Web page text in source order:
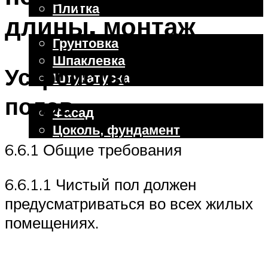
Плитка
Отделочные работы
Грунтовка
Шпаклевка
Штукатурка
Внешняя отделка
Фасад
Цоколь, фундамент
длины, монтаж
Устройство чистых
полов
6.6.1 Общие требования
6.6.1.1 Чистый пол должен
предусматриваться во всех жилых
помещениях.